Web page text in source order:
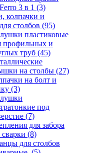
3 в 1 (3)
колпачки и
столбов (95)
пластиковые
профильных и
труб (45)
на столбы (27)
на болт и
(3)
под
(7)
для забора
сварки (8)
для столбов